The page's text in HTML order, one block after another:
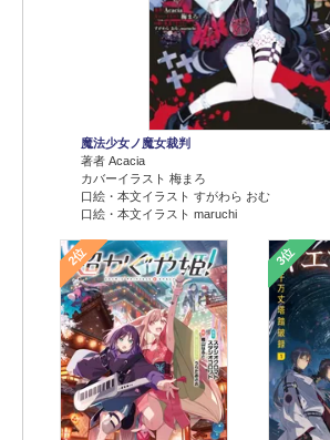
魔法少女ノ魔女裁判
著者 Acacia
カバーイラスト 梅まろ
口絵・本文イラスト すがわら おむ
口絵・本文イラスト maruchi
2位 3位